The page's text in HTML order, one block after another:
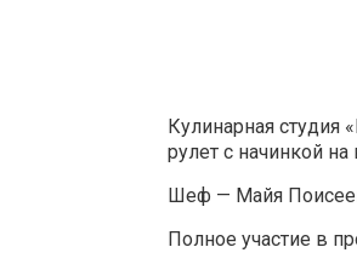
Кулинарная студия
рулет с начинкой
Шеф — Майя
Полное участие в